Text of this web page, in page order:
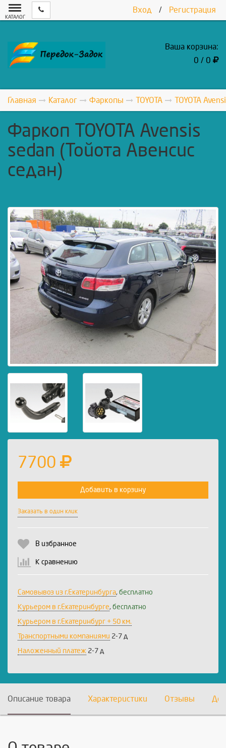
Вход / Регистрация
КАТАЛОГ
Ваша корзина:
0 / 0
Главная Каталог Фаркопы TOYOTA TOYOTA
Фаркоп TOYOTA Avensis
sedan (Тойота Авенсис
седан)
7700
Добавить в корзину
Заказать в один клик
В избранное
К сравнению
Самовывоз из г.Екатеринбурга, бесплатно
Курьером в г.Екатеринбурге, бесплатно
Курьером в г.Екатеринбург + 50 км.
Транспортными компаниями 2-7 д
Наложенный платеж 2-7 д
Описание товара Характеристики Отзывы